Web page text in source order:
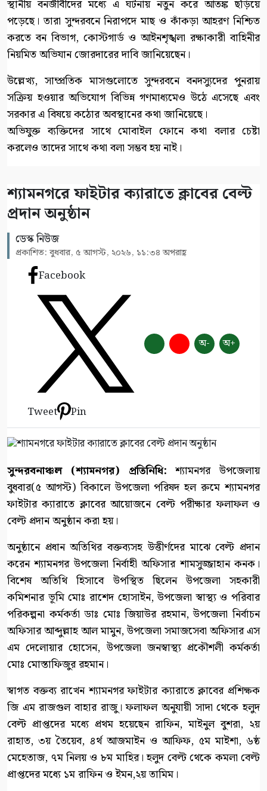
স্থানীয় বনজীবীদের মধ্যে এ ঘটনায় নতুন করে আতঙ্ক ছড়িয়ে
পড়েছে। তারা সুন্দরবনে নিরাপদে মাছ ও কাঁকড়া আহরণ নিশ্চিত
করতে বন বিভাগ, কোস্টগার্ড ও আইনশৃঙ্খলা রক্ষাকারী বাহিনীর
নিয়মিত অভিযান জোরদারের দাবি জানিয়েছেন।
উল্লেখ্য, সাম্প্রতিক মাসগুলোতে সুন্দরবনে বনদস্যুদের পুনরায়
সক্রিয় হওয়ার অভিযোগ বিভিন্ন গণমাধ্যমেও উঠে এসেছে এবং
সরকার এ বিষয়ে কঠোর অবস্থানের কথা জানিয়েছে।
অভিযুক্ত ব্যক্তিদের সাথে মোবাইল ফোনে কথা বলার চেষ্টা
করলেও তাদের সাথে কথা বলা সম্ভব হয় নাই।
শ্যামনগরে ফাইটার ক্যারাতে ক্লাবের বেল্ট
প্রদান অনুষ্ঠান
ডেস্ক নিউজ
প্রকাশিত: বুধবার, ৫ আগস্ট, ২০২৬, ১১:৩৪ অপরাহ্ণ
Facebook
Tweet Pin
অ- অ+
সুন্দরবনাঞ্চল (শ্যামনগর) প্রতিনিধি: শ্যামনগর উপজেলায়
বুধবার(৫ আগস্ট) বিকালে উপজেলা পরিষদ হল রুমে শ্যামনগর
ফাইটার ক্যারাতে ক্লাবের আয়োজনে বেল্ট পরীক্ষার ফলাফল ও
বেল্ট প্রদান অনুষ্ঠান করা হয়।
অনুষ্ঠানে প্রধান অতিথির বক্তব্যসহ উত্তীর্ণদের মাঝে বেল্ট প্রদান
করেন শ্যামনগর উপজেলা নির্বাহী অফিসার শামসুজ্জাহান কনক।
বিশেষ অতিথি হিসাবে উপস্থিত ছিলেন উপজেলা সহকারী
কমিশনার ভূমি মোঃ রাশেদ হোসাইন, উপজেলা স্বাস্থ্য ও পরিবার
পরিকল্পনা কর্মকর্তা ডাঃ মোঃ জিয়াউর রহমান, উপজেলা নির্বাচন
অফিসার আব্দুল্লাহ আল মামুন, উপজেলা সমাজসেবা অফিসার এস
এম দেলোয়ার হোসেন, উপজেলা জনস্বাস্থ্য প্রকৌশলী কর্মকর্তা
মোঃ মোস্তাফিজুর রহমান।
স্বাগত বক্তব্য রাখেন শ্যামনগর ফাইটার ক্যারাতে ক্লাবের প্রশিক্ষক
জি এম রাজগুল বাহার রাজু। ফলাফল অনুযায়ী সাদা থেকে হলুদ
বেল্ট প্রাপ্তদের মধ্যে প্রথম হয়েছেন রাফিন, মাইনুল বুশরা, ২য়
রাহাত, ৩য় তৈয়েব, ৪র্থ আজমাইন ও আফিফ, ৫ম মাইশা, ৬ষ্ঠ
মেহেতাজ, ৭ম নিলয় ও ৮ম মাহির। হলুদ বেল্ট থেকে কমলা বেল্ট
প্রাপ্তদের মধ্যে ১ম রাফিন ও ইমন,২য় তামিম।